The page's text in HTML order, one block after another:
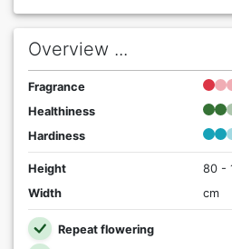
Overview ...
Fragrance
Healthiness
Hardiness
Height
80 -
Width
cm
Repeat flowering